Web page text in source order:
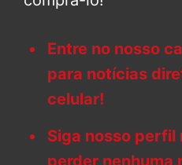
Entre no nosso
para notícias
celular!
Siga nosso perfil
perder nenhuma